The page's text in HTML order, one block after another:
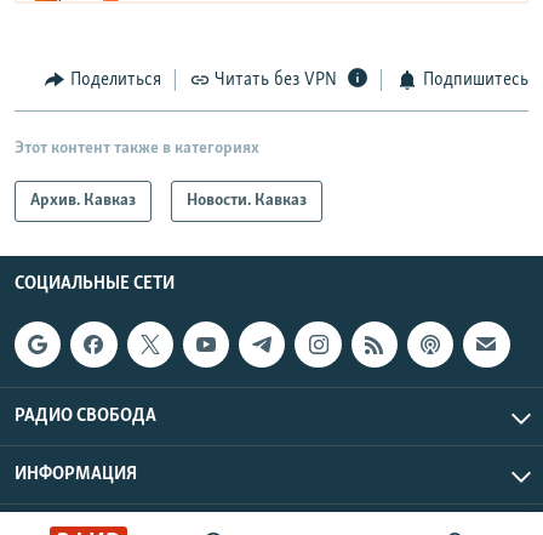
Поделиться Читать без VPN Подпишитесь
Этот контент также в категориях
Архив. Кавказ Новости. Кавказ
СОЦИАЛЬНЫЕ СЕТИ
РАДИО СВОБОДА
ИНФОРМАЦИЯ